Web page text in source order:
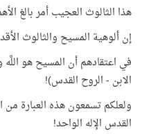
هذا الثالوث العجيب أمر بالغ
إن ألوهية المسيح والثالوث
في اعتقادهم أن المسيح هو اللَّه
الابن - الروح القدس)!
ولعلكم تسمعون هذه العبارة من
القدس الإله الواحد!